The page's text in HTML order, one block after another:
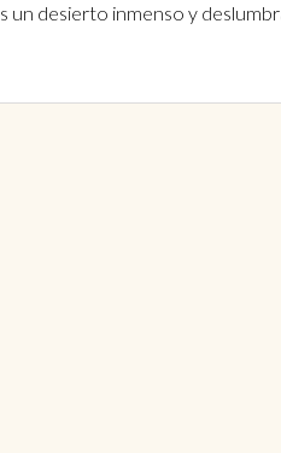
un desierto inmenso y